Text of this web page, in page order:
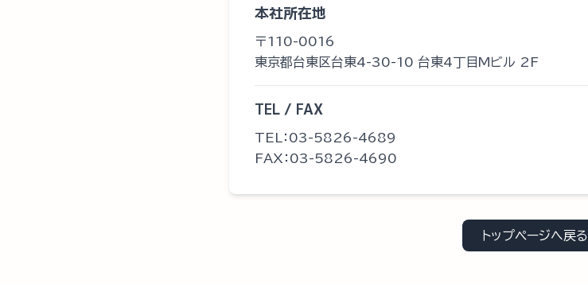
本社所在地
〒110-0016
東京都台東区台東4-30-10 台東4丁目Mビル 2F
TEL / FAX
TEL：03-5826-4689
FAX：03-5826-4690
トップページへ戻る